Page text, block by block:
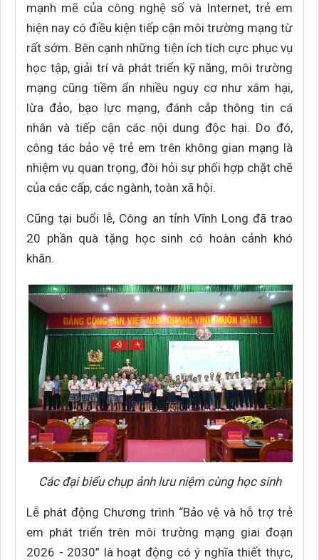
mạnh mẽ của công nghệ số và Internet, trẻ em
hiện nay có điều kiện tiếp cận môi trường mạng từ
rất sớm. Bên cạnh những tiện ích tích cực phục vụ
học tập, giải trí và phát triển kỹ năng, môi trường
mạng cũng tiềm ẩn nhiều nguy cơ như xâm hại,
lừa đảo, bạo lực mạng, đánh cắp thông tin cá
nhân và tiếp cận các nội dung độc hại. Do đó,
công tác bảo vệ trẻ em trên không gian mạng là
nhiệm vụ quan trọng, đòi hỏi sự phối hợp chặt chẽ
của các cấp, các ngành, toàn xã hội.
Cũng tại buổi lễ, Công an tỉnh Vĩnh Long đã trao
20 phần quà tặng học sinh có hoàn cảnh khó
khăn.
Các đại biểu chụp ảnh lưu niệm cùng học sinh
Lễ phát động Chương trình “Bảo vệ và hỗ trợ trẻ
em phát triển trên môi trường mạng giai đoạn
2026 - 2030” là hoạt động có ý nghĩa thiết thực,